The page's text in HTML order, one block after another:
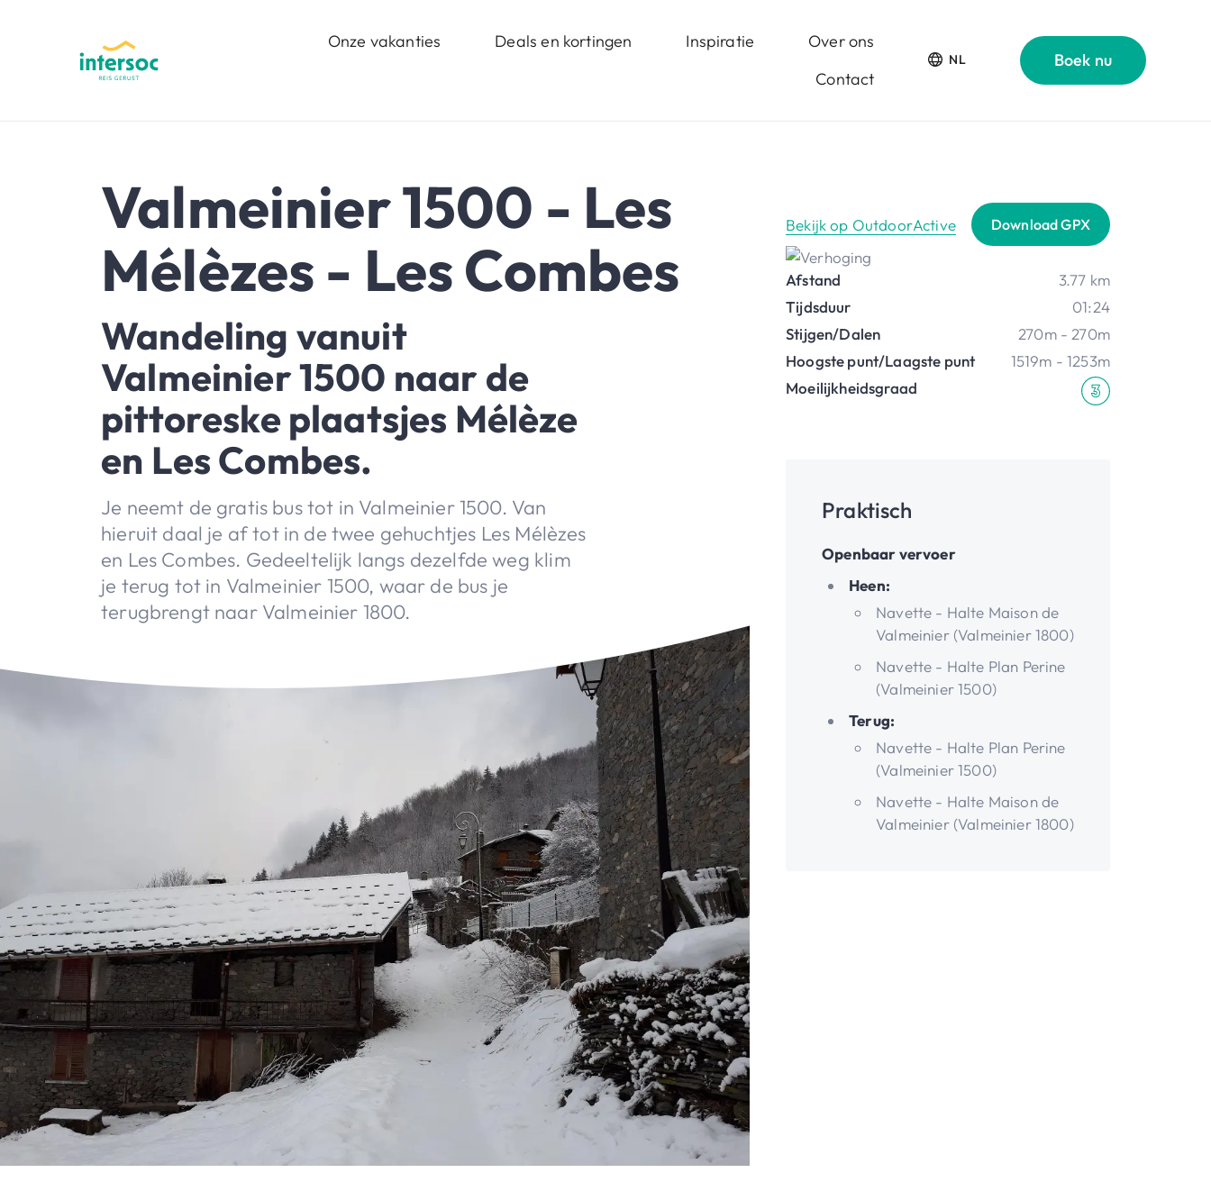
Onze vakanties Deals en kortingen Inspiratie
Over ons
Contact
NL Boek nu
Valmeinier 1500 - Les
Mélèzes - Les Combes
Wandeling vanuit
Valmeinier 1500 naar de
pittoreske plaatsjes Mélèze
en Les Combes.
Je neemt de gratis bus tot in Valmeinier 1500. Van
hieruit daal je af tot in de twee gehuchtjes Les Mélèzes
en Les Combes. Gedeeltelijk langs dezelfde weg klim
je terug tot in Valmeinier 1500, waar de bus je
terugbrengt naar Valmeinier 1800.
Bekijk op OutdoorActive Download GPX
Afstand
3.77 km
Tijdsduur
01:24
Stijgen/Dalen
270m - 270m
Hoogste punt/Laagste punt
1519m - 1253m
Moeilijkheidsgraad
Praktisch
Openbaar vervoer
Heen:
Navette - Halte Maison de
Valmeinier (Valmeinier 1800)
Navette - Halte Plan Perine
(Valmeinier 1500)
Terug:
Navette - Halte Plan Perine
(Valmeinier 1500)
Navette - Halte Maison de
Valmeinier (Valmeinier 1800)